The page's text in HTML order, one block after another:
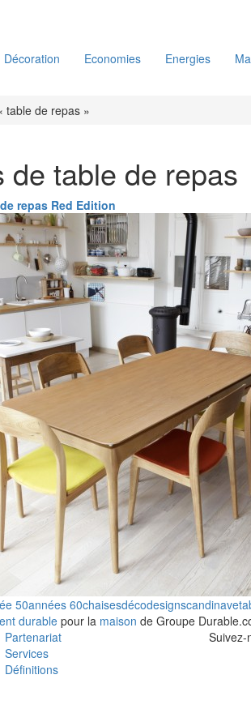
Décoration Economies Energies
table de repas »
de table de repas
repas Red Edition
50années 60chaisesdécodesignscandinave
durablepour la maison de Groupe
Partenariat
Services
Définitions
Suivez-